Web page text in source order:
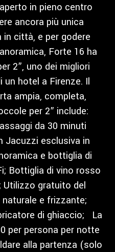
in pieno centro
ancora più unica
in città, e per godere
Forte 16 ha
2”, uno dei migliori
hotel a Firenze. Il
ampia, completa,
per 2” include:
da 30 minuti
Jacuzzi esclusiva in
e bottiglia di
Bottiglia di vino rosso
gratuito del
e frizzante;
di ghiaccio; La
per persona per notte
alla partenza (solo